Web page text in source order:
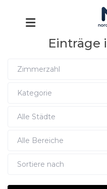
Einträge
Zimmerzahl
Kategorie
Alle Städte
Alle Bereiche
Sortiere nach